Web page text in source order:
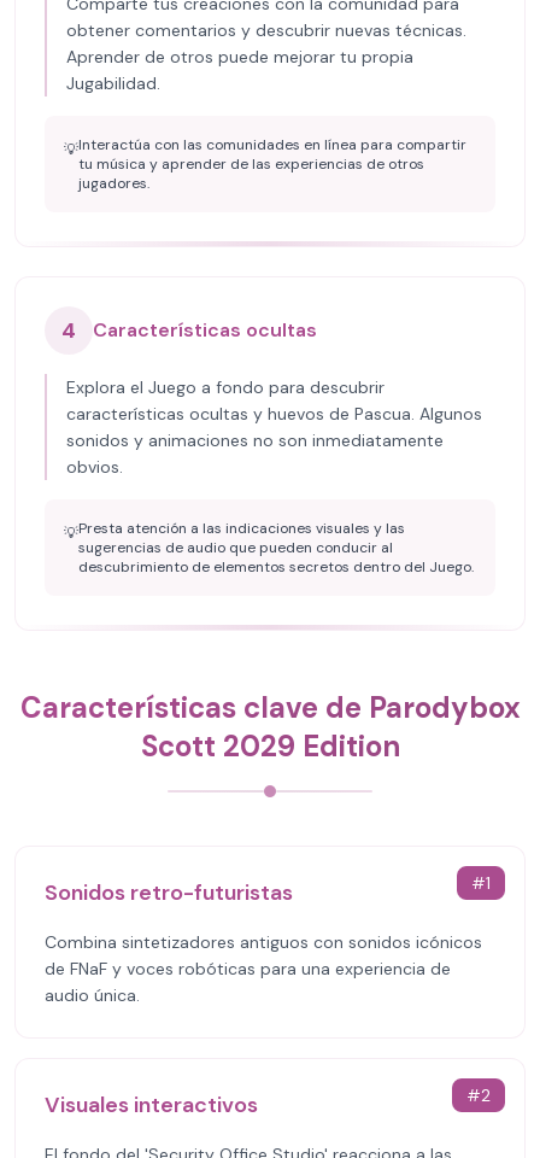
obtener comentarios y descubrir nuevas técnicas.
Aprender de otros puede mejorar tu propia
Jugabilidad.
💡Interactúa con las comunidades en línea para compartir
tu música y aprender de las experiencias de otros
jugadores.
4 Características ocultas
Explora el Juego a fondo para descubrir
características ocultas y huevos de Pascua. Algunos
sonidos y animaciones no son inmediatamente
obvios.
💡Presta atención a las indicaciones visuales y las
sugerencias de audio que pueden conducir al
descubrimiento de elementos secretos dentro del Juego.
Características clave de Parodybox
Scott 2029 Edition
#1
Sonidos retro-futuristas
Combina sintetizadores antiguos con sonidos icónicos
de FNaF y voces robóticas para una experiencia de
audio única.
#2
Visuales interactivos